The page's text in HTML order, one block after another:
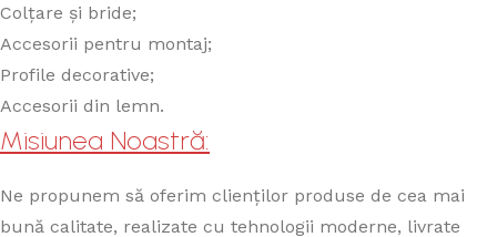
Colțare și bride;
Accesorii pentru montaj;
Profile decorative;
Accesorii din lemn.
Misiunea Noastră:
Ne propunem să oferim clienților produse de cea mai
bună calitate, realizate cu tehnologii moderne, livrate